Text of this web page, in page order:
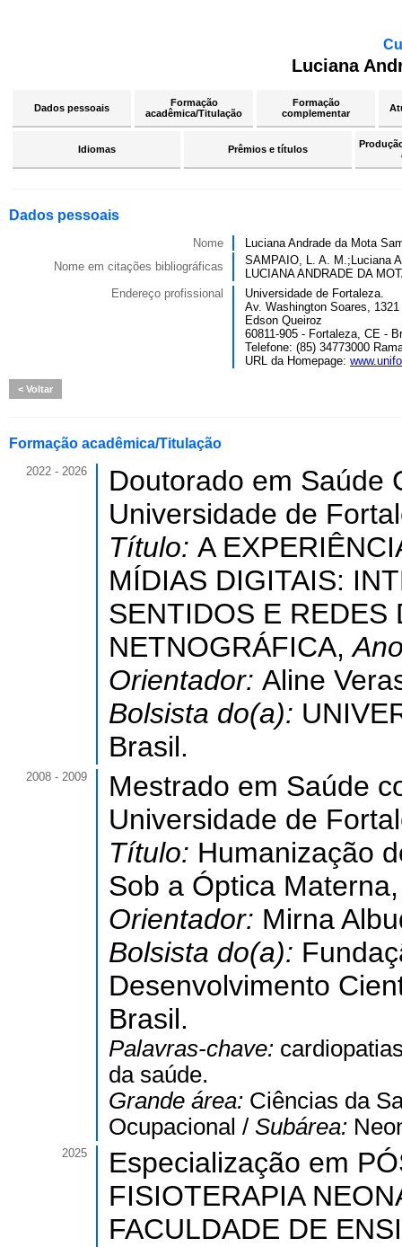
Luciana
Dados pessoais
Formação
acadêmica/Titulação
Formação
complementar
Idiomas Prêmios e títulos
Dados pessoais
Nome
Luciana Andrade da Mota
Nome em citações bibliográficas
SAMPAIO, L. A. M.;Luciana
LUCIANA ANDRADE DA
Endereço profissional
Universidade de Fortaleza.
Av. Washington Soares, 1321
Edson Queiroz
60811-905 - Fortaleza, CE -
Telefone: (85) 34773000
URL da Homepage:
Voltar
Formação acadêmica/Titulação
2022 - 2026
Doutorado em Saúde
Universidade de
Título: A
MÍDIAS DIGITAIS:
SENTIDOS E REDES
NETNOGRÁFICA,
Orientador: Aline
Bolsista do(a):
Brasil.
2008 - 2009
Mestrado em Saúde
Universidade de
Título: Humanização
Sob a Óptica
Orientador: Mirna
Bolsista do(a):
Desenvolvimento
Brasil.
Palavras-chave:
da saúde.
Grande área: Ciências da
Ocupacional / Subárea:
2025
Especialização em
FISIOTERAPIA
FACULDADE DE